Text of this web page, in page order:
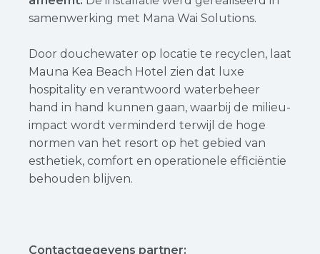
samenwerking met Mana Wai Solutions.
Door douchewater op locatie te recyclen, laat
Mauna Kea Beach Hotel zien dat luxe
hospitality en verantwoord waterbeheer
hand in hand kunnen gaan, waarbij de milieu-
impact wordt verminderd terwijl de hoge
normen van het resort op het gebied van
esthetiek, comfort en operationele efficiëntie
behouden blijven.
Contactgegevens partner: